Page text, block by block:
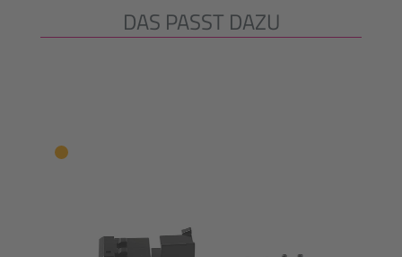
Ignorer la galerie de produits
DAS PASST DAZU